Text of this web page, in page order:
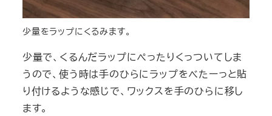
少量をラップにくるみます。
少量で、くるんだラップにぺったりくっついてしま
うので、使う時は手のひらにラップをべたーっと貼
り付けるような感じで、ワックスを手のひらに移し
ます。